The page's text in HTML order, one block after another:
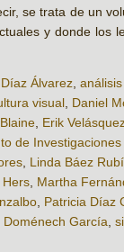
se trata de un
y donde los
Álvarez
visual Daniel
Erik
de
Linda Báez Rubí
Hers Martha
Patricia Díaz
Doménech García